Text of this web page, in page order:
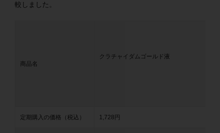
較しました。
商品名
クラチャイダムゴールド液
定期購入の価格（税込） 1,728円